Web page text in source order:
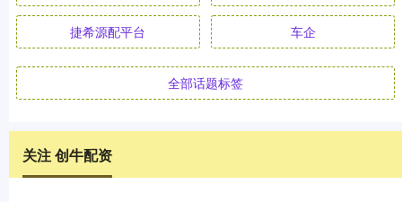
捷希源配平台 车企
全部话题标签
关注 创牛配资